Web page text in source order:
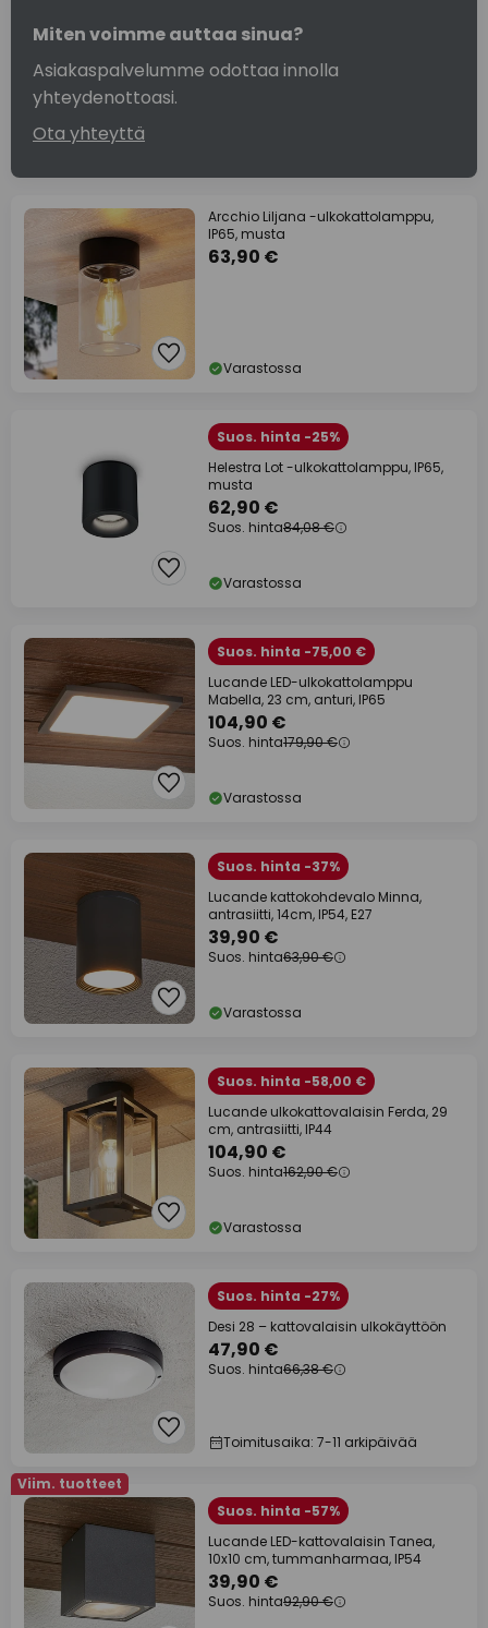
Miten voimme auttaa sinua?
Asiakaspalvelumme odottaa innolla
yhteydenottoasi.
Ota yhteyttä
Arcchio Liljana -ulkokattolamppu,
IP65, musta
63,90 €
Varastossa
Suos. hinta -25%
Helestra Lot -ulkokattolamppu, IP65,
musta
62,90 €
Suos. hinta84,08 €
Varastossa
Suos. hinta -75,00 €
Lucande LED-ulkokattolamppu
Mabella, 23 cm, anturi, IP65
104,90 €
Suos. hinta179,90 €
Varastossa
Suos. hinta -37%
Lucande kattokohdevalo Minna,
antrasiitti, 14cm, IP54, E27
39,90 €
Suos. hinta63,90 €
Varastossa
Suos. hinta -58,00 €
Lucande ulkokattovalaisin Ferda, 29
cm, antrasiitti, IP44
104,90 €
Suos. hinta162,90 €
Varastossa
Suos. hinta -27%
Desi 28 – kattovalaisin ulkokäyttöön
47,90 €
Suos. hinta66,38 €
Toimitusaika: 7-11 arkipäivää
Viim. tuotteet
Suos. hinta -57%
Lucande LED-kattovalaisin Tanea,
10x10 cm, tummanharmaa, IP54
39,90 €
Suos. hinta92,90 €